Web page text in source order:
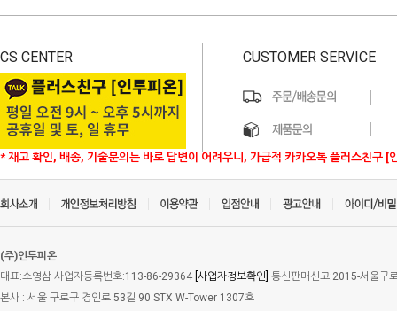
CS CENTER
* 재고 확인, 배송, 기술문의는 바로 답변이 어려우니, 가급적 카카오톡 플러스친구 [
CUSTOMER SERVICE
(주)인투피온
대표:소영삼 사업자등록번호:113-86-29364 [사업자정보확인] 통신판매신고:2015-서울구
본사 : 서울 구로구 경인로 53길 90 STX W-Tower 1307호